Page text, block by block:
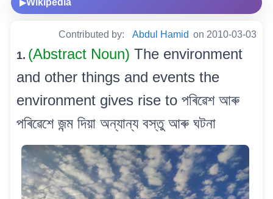
▶
Contributed by: Abdul Hamid on 2010-03-03
1. (Abstract Noun) The environment
and other things and events the
environment gives rise to পৰিৱেশ আৰু
পৰিৱেশে জন্ম দিয়া অন্যান্য বস্তু আৰু ঘটনা